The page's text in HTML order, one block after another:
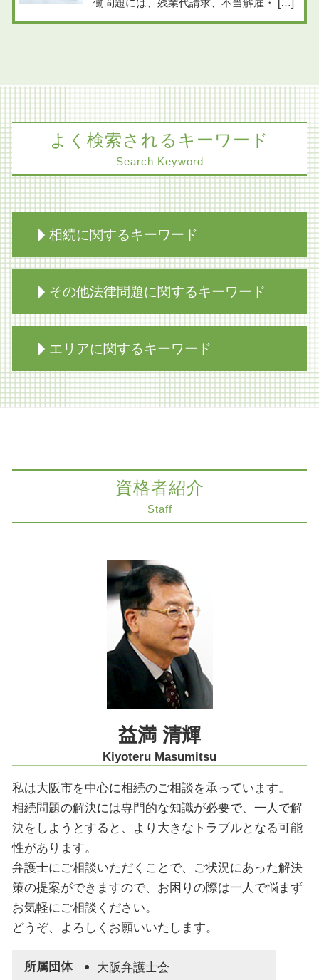
働問題には、残業代請求、不当解雇・ […]
よく検索されるキーワード
Search Keyword
相続に関するキーワード
自筆 遺言
家族信託 不動産
相続 寄与分
自筆証書遺言 効力
限定承認 手続き 流れ
相続放棄手続き 裁判所
限定承認 不動産 売却
相続放棄 代襲相続
相続人 連絡 取れない
相続 不動産 評価
相続税対策 生前贈与
相続放棄手続き 生前
その他法律問題に関するキーワード
コンプライアンスとハラスメント
医療過誤 責任 個人
医療過誤 被害者の会
医療過誤 裁判
医療過誤 時効 債務不履行
病院 転倒事故 損害賠償
自己破産 デメリット
労働問題 調停
医療過誤 延命
医療過誤 高齢者 損害賠償
組織再編 会社法
不動産 トラブル
組織再編 m&a 違い
エリアに関するキーワード
削除請求 神戸市 弁護士
遺留分侵害額請求 大阪市 弁護士
相続放棄 大阪市 弁護士
遺産分割協議 大阪市 弁護士
法律問題 奈良市 弁護士
コンプライアンス 神戸市 弁護士
遺留分侵害額請求 神戸市 弁護士
知財紛争 神戸市 弁護士
交通事故 奈良市 弁護士
不動産トラブル 京都市 弁護士
労働問題 大阪市 弁護士
事業承継 大阪市 弁護士
交通事故 神戸市 弁護士
紛争解決 神戸市 弁護士
相続 神戸市 弁護士
交通事故 京都市 弁護士
資格者紹介
Staff
益満 清輝
Kiyoteru Masumitsu
私は大阪市を中心に相続のご相談を承っています。
相続問題の解決には専門的な知識が必要で、一人で解
決をしようとすると、より大きなトラブルとなる可能
性があります。
弁護士にご相談いただくことで、ご状況にあった解決
策の提案ができますので、お困りの際は一人で悩まず
お気軽にご相談ください。
どうぞ、よろしくお願いいたします。
所属団体 大阪弁護士会